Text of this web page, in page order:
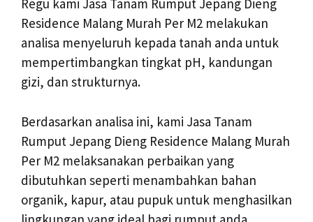
Regu kami Jasa Tanam Rumput Jepang Dieng
Residence Malang Murah Per M2 melakukan
analisa menyeluruh kepada tanah anda untuk
mempertimbangkan tingkat pH, kandungan
gizi, dan strukturnya.
Berdasarkan analisa ini, kami Jasa Tanam
Rumput Jepang Dieng Residence Malang Murah
Per M2 melaksanakan perbaikan yang
dibutuhkan seperti menambahkan bahan
organik, kapur, atau pupuk untuk menghasilkan